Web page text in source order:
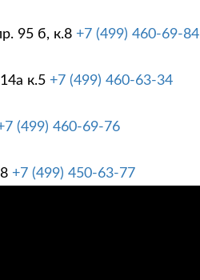
95 б, к.8 +7 (499) 460-69-84
к.5 +7 (499) 460-63-34
(499) 460-69-76
+7 (499) 450-63-77